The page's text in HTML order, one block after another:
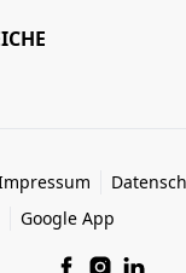
Google App